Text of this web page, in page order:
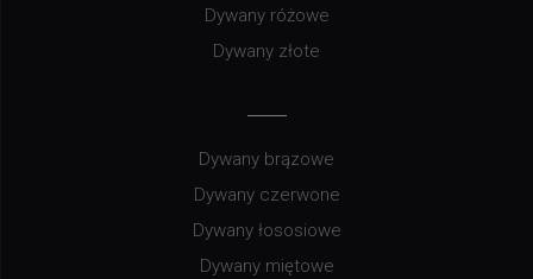
Dywany różowe
Dywany złote
Dywany brązowe
Dywany czerwone
Dywany łososiowe
Dywany miętowe